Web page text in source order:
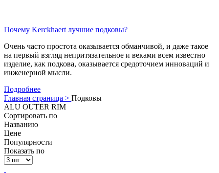
Почему Kerckhaert лучшие подковы?
Очень часто простота оказывается обманчивой, и даже такое
на первый взгляд непритязательное и веками всем известно
изделие, как подкова, оказывается средоточием инноваций и
инженерной мысли.
Подробнее
Главная страница > Подковы
ALU OUTER RIM
Сортировать по
Названию
Цене
Популярности
Показать по